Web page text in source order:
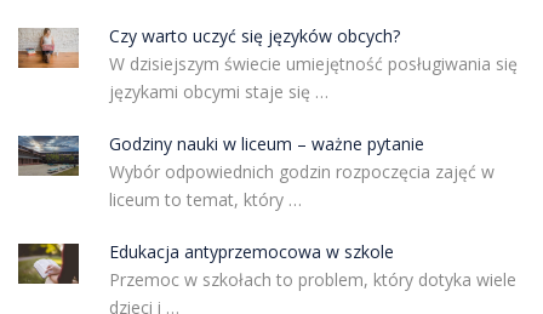
Czy warto uczyć się języków obcych?
W dzisiejszym świecie umiejętność posługiwania się
językami obcymi staje się …
Godziny nauki w liceum – ważne pytanie
Wybór odpowiednich godzin rozpoczęcia zajęć w
liceum to temat, który …
Edukacja antyprzemocowa w szkole
Przemoc w szkołach to problem, który dotyka wiele
dzieci i …